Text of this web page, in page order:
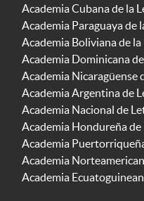
Academia Cubana de la
Academia Paraguaya de
Academia Boliviana de la
Academia Dominicana
Academia Nicaragüense
Academia Argentina de
Academia Nacional de
Academia Hondureña de
Academia
Academia
Academia